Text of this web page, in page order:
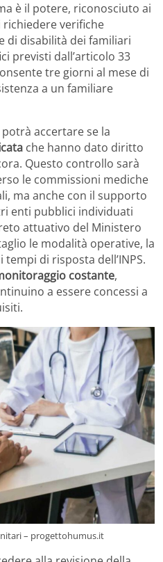
è il potere, riconosciuto ai
richiedere verifiche
di disabilità dei familiari
previsti dall’articolo 33
tre giorni al mese di
a un familiare
potrà accertare se la
che hanno dato diritto
Questo controllo sarà
le commissioni mediche
ma anche con il supporto
enti pubblici individuati
attuativo del Ministero
le modalità operative, la
di risposta dell’INPS.
costante,
a essere concessi a
– progettohumus.it